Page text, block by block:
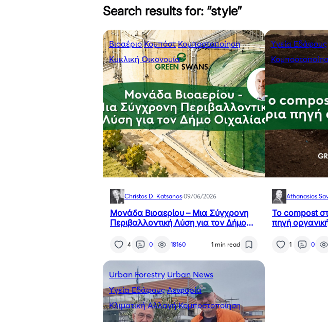
Search results for: “style”
Βιοαέριο Κομπόστ Κομποστοποίηση
Κυκλική Οικονομία
Christos D. Katsanos·09/06/2026
Μονάδα Βιοαερίου – Μια Σύγχρονη
Περιβαλλοντική Λύση για τον Δήμο
4 0 18160 1 min read
Yγεία Εδάφους
Athanasios
Το compost
πηγή
1 0
Urban Forestry Urban News
Yγεία Εδάφους Αειφορία
Κλιματική Αλλαγή Κομποστοποίηση